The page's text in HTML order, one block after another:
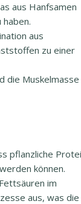
aus Hanfsamen
aus
zu einer
die Muskelmasse
pflanzliche
können.
im
aus, was die